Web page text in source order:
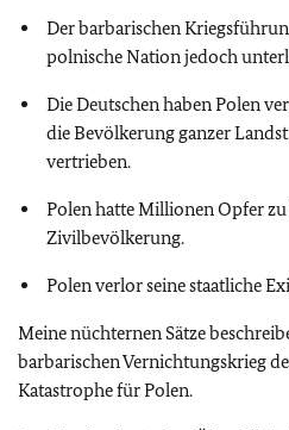
Der barbarischen
polnische Nation jedoch
Die Deutschen haben Polen
die Bevölkerung ganzer
vertrieben.
Polen hatte Millionen Opfer
Zivilbevölkerung.
Polen verlor seine staatliche
Meine nüchternen Sätze
barbarischen Vernichtungskrieg
Katastrophe für Polen.